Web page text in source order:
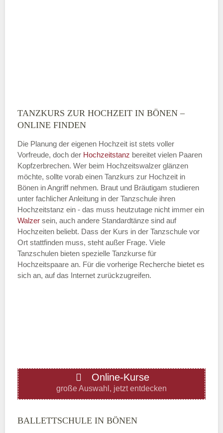
Montag
—
ÖFFNUNGSZEITEN HINZUFÜGEN
Dienstag
—
ÖFFNUNGSZEITEN HINZUFÜGEN
Donnerstag
—
TANZKURS ZUR HOCHZEIT IN BÖNEN –
ONLINE FINDEN
Die Planung der eigenen Hochzeit ist stets voller
Vorfreude, doch der Hochzeitstanz bereitet vielen Paaren
Kopfzerbrechen. Wer beim Hochzeitswalzer glänzen
möchte, sollte vorab einen Tanzkurs zur Hochzeit in
Bönen in Angriff nehmen. Braut und Bräutigam studieren
unter fachlicher Anleitung in der Tanzschule ihren
Hochzeitstanz ein - das muss heutzutage nicht immer ein
Walzer sein, auch andere Standardtänze sind auf
Hochzeiten beliebt. Dass der Kurs in der Tanzschule vor
Ort stattfinden muss, steht außer Frage. Viele
Tanzschulen bieten spezielle Tanzkurse für
Hochzeitspaare an. Für die vorherige Recherche bietet es
sich an, auf das Internet zurückzugreifen.
Online-Kurse
große Auswahl, jetzt entdecken
BALLETTSCHULE IN BÖNEN